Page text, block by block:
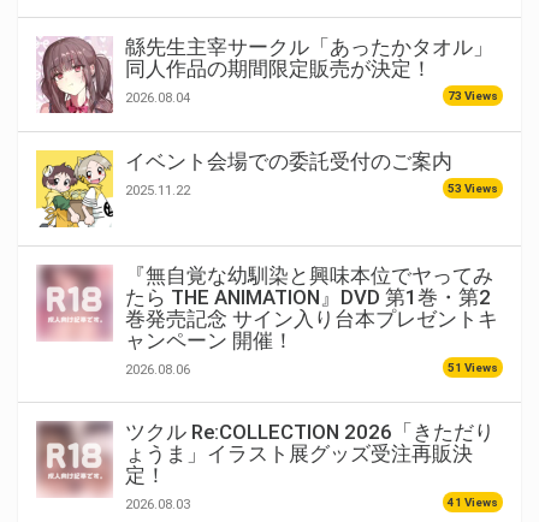
緜先生主宰サークル「あったかタオル」
同人作品の期間限定販売が決定！
2026.08.04 73 Views
イベント会場での委託受付のご案内
2025.11.22 53 Views
『無自覚な幼馴染と興味本位でヤってみ
たら THE ANIMATION』DVD 第1巻・第2
巻発売記念 サイン入り台本プレゼントキ
ャンペーン 開催！
2026.08.06 51 Views
ツクル Re:COLLECTION 2026「きただり
ょうま」イラスト展グッズ受注再販決
定！
2026.08.03 41 Views